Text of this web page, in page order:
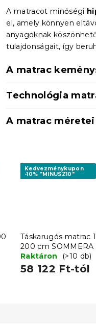
A matracot minőségi
el, amely könnyen
anyagoknak
tulajdonságait, így
A matrac
Technológia
A matrac méretei
Kedvezménykupon
-10% "MINUSZ10"
Táskarugós matrac
200 cm SOMMERA
cm
Raktáron (>10 db)
58 122 Ft-tól